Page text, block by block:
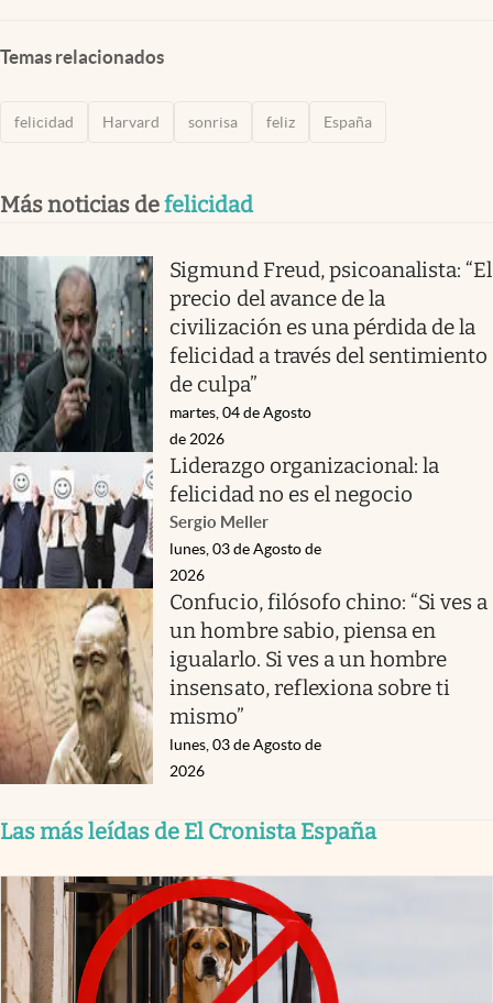
Temas relacionados
felicidad Harvard sonrisa feliz España
Más noticias defelicidad
Sigmund Freud, psicoanalista: “El
precio del avance de la
civilización es una pérdida de la
felicidad a través del sentimiento
de culpa”
martes, 04 de Agosto
de 2026
Liderazgo organizacional: la
felicidad no es el negocio
Sergio Meller
lunes, 03 de Agosto de
2026
Confucio, filósofo chino: “Si ves a
un hombre sabio, piensa en
igualarlo. Si ves a un hombre
insensato, reflexiona sobre ti
mismo”
lunes, 03 de Agosto de
2026
Las más leídas de El Cronista España